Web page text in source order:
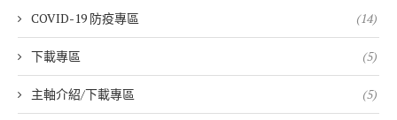
COVID-19 防疫專區 (14)
下載專區 (5)
主軸介紹/下載專區 (5)